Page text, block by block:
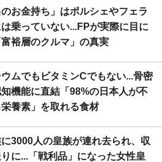
のお金持ち」はポルシェやフェラ
乗っていない...FPが実際に目に
富裕層のクルマ」の真実
ムでもビタミンCでもない...骨密
知機能に直結「98%の日本人が不
養素」を取れる食材
3000人の皇族が連れ去られ、収
に...「戦利品」になった女性皇